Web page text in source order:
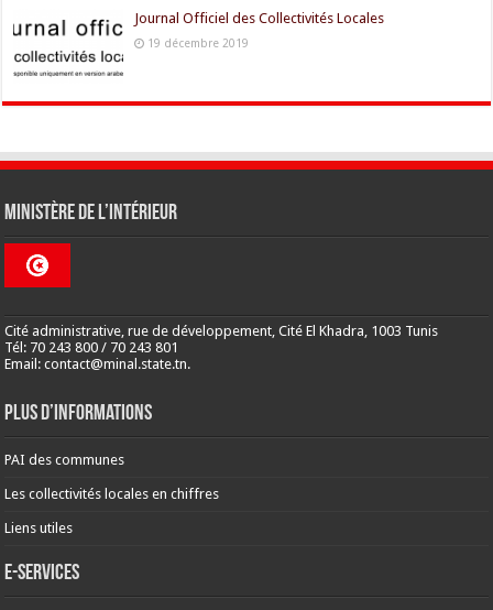
Journal Officiel des Collectivités Locales
19 décembre 2019
Ministère de l’Intérieur
Cité administrative, rue de développement, Cité El Khadra, 1003 Tunis
Tél: 70 243 800 / 70 243 801
Email: contact@minal.state.tn.
Plus d’informations
PAI des communes
Les collectivités locales en chiffres
Liens utiles
E-Services